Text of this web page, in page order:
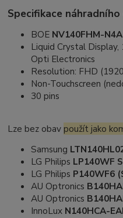
Specifikace
BOE NV140FHM-N4A
Liquid Crystal Display,
Opti Electronics
Resolution: FHD
Non-Touchscreen
30 pins
Lze bez obav použít jako
Samsung
LG Philips LP140WF
LG Philips P140WF6
AU Optronics
AU Optronics
InnoLux N140HCA-